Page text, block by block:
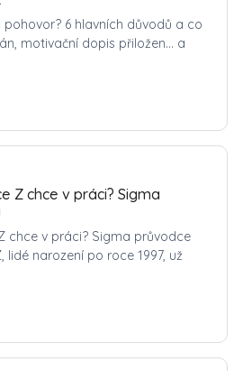
6 hlavních důvodů a co
motivační dopis přiložen… a
Z chce v práci? Sigma
chce v práci? Sigma průvodce
narození po roce 1997, už